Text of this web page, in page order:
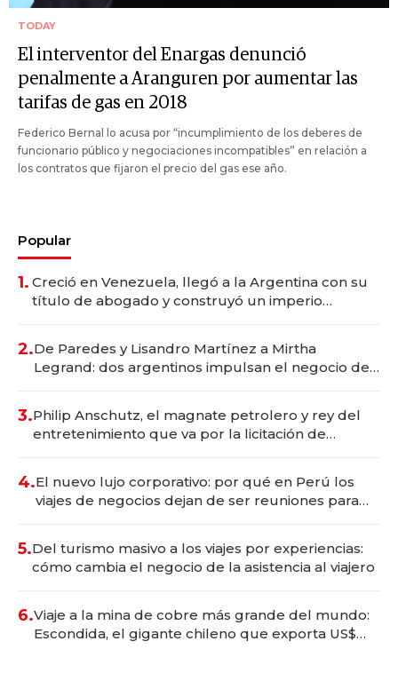
TODAY
El interventor del Enargas denunció
penalmente a Aranguren por aumentar las
tarifas de gas en 2018
Federico Bernal lo acusa por “incumplimiento de los deberes de
funcionario público y negociaciones incompatibles” en relación a
los contratos que fijaron el precio del gas ese año.
Popular
1. Creció en Venezuela, llegó a la Argentina con su
título de abogado y construyó un imperio
2.De Paredes y Lisandro Martínez a Mirtha
Legrand: dos argentinos impulsan el negocio del
3.Philip Anschutz, el magnate petrolero y rey del
entretenimiento que va por la licitación de
4.El nuevo lujo corporativo: por qué en Perú los
viajes de negocios dejan de ser reuniones para
5.Del turismo masivo a los viajes por experiencias:
cómo cambia el negocio de la asistencia al viajero
6.Viaje a la mina de cobre más grande del mundo:
Escondida, el gigante chileno que exporta US$